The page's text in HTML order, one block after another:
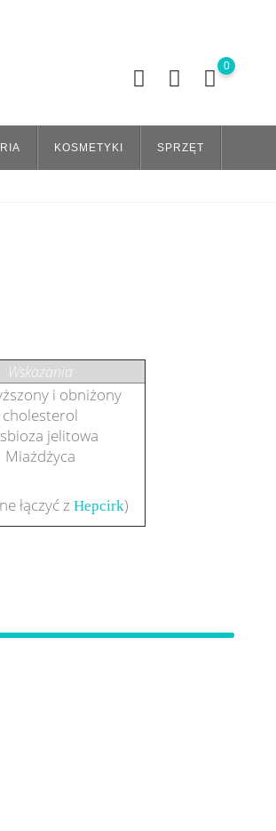
0
KOSMETYKI SPRZĘT
Wskazania
i obniżony
cholesterol
jelitowa
Miażdżyca
łączyć z Hepcirk)